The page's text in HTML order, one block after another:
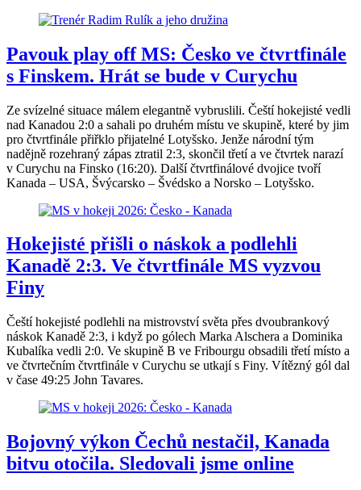
Pavouk play off MS: Česko ve čtvrtfinále
s Finskem. Hrát se bude v Curychu
Ze svízelné situace málem elegantně vybruslili. Čeští hokejisté vedli
nad Kanadou 2:0 a sahali po druhém místu ve skupině, které by jim
pro čtvrtfinále přiřklo přijatelné Lotyšsko. Jenže národní tým
nadějně rozehraný zápas ztratil 2:3, skončil třetí a ve čtvrtek narazí
v Curychu na Finsko (16:20). Další čtvrtfinálové dvojice tvoří
Kanada – USA, Švýcarsko – Švédsko a Norsko – Lotyšsko.
Hokejisté přišli o náskok a podlehli
Kanadě 2:3. Ve čtvrtfinále MS vyzvou
Finy
Čeští hokejisté podlehli na mistrovství světa přes dvoubrankový
náskok Kanadě 2:3, i když po gólech Marka Alschera a Dominika
Kubalíka vedli 2:0. Ve skupině B ve Fribourgu obsadili třetí místo a
ve čtvrtečním čtvrtfinále v Curychu se utkají s Finy. Vítězný gól dal
v čase 49:25 John Tavares.
Bojovný výkon Čechů nestačil, Kanada
bitvu otočila. Sledovali jsme online